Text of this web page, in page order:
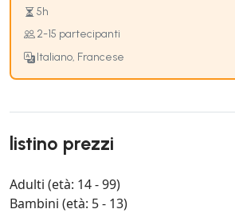
5h
2-15 partecipanti
Italiano, Francese
listino prezzi
Adulti (età: 14 - 99)
Bambini (età: 5 - 13)